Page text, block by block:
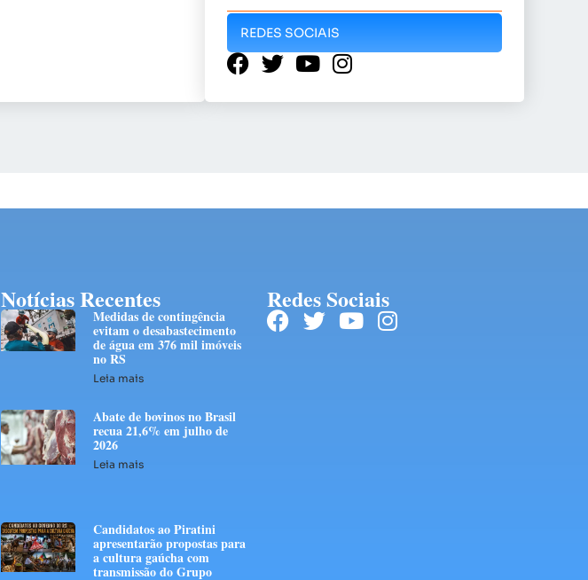
REDES SOCIAIS
Notícias Recentes
Medidas de contingência
evitam o desabastecimento
de água em 376 mil imóveis
no RS
Leia mais
Abate de bovinos no Brasil
recua 21,6% em julho de
2026
Leia mais
Candidatos ao Piratini
apresentarão propostas para
a cultura gaúcha com
transmissão do Grupo
Redes Sociais